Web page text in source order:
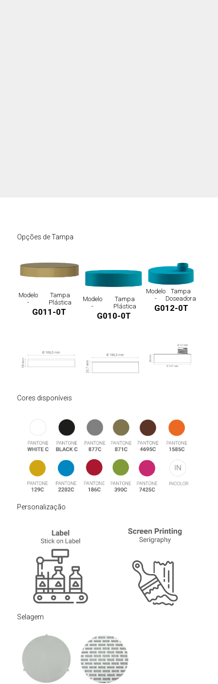
Opções de Tampa
Modelo
-
Tampa
Plástica
G011-0T
Modelo
-
Tampa
Plástica
G010-0T
Modelo
-
Tampa
Doseadora
G012-0T
Cores disponíveis
Personalização
Selagem